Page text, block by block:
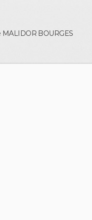
MALIDOR BOURGES